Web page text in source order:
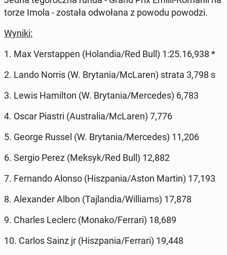
torze Imola - została od­wo­ła­na z powodu powodzi.
Wyniki:
1. Max Ver­stap­pen (Ho­lan­dia/Red Bull) 1:25.16,938 *
2. Lando Norris (W. Bry­ta­nia/McLaren) strata 3,798 s
3. Lewis Ha­mil­ton (W. Bry­ta­nia/Mer­ce­des) 6,783
4. Oscar Piastri (Au­stra­lia/McLaren) 7,776
5. George Russel (W. Bry­ta­nia/Mer­ce­des) 11,206
6. Sergio Perez (Meksyk/Red Bull) 12,882
7. Fer­nan­do Alonso (Hisz­pa­nia/Aston Martin) 17,193
8. Ale­xan­der Albon (Taj­lan­dia/Wil­liams) 17,878
9. Charles Leclerc (Monako/Ferrari) 18,689
10. Carlos Sainz jr (Hisz­pa­nia/Ferrari) 19,448